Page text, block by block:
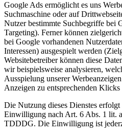
Google Ads ermöglicht es uns
Suchmaschine oder auf
Nutzer bestimmte Suchbegriffe bei
Targeting). Ferner können
bei Google vorhandenen
Interessen) ausgespielt werden
Websitebetreiber können diese
wir beispielsweise analysieren,
Ausspielung unserer
Anzeigen zu entsprechenden Klicks
Die Nutzung dieses Dienstes
Einwilligung nach Art. 6 Abs. 1 lit.
TDDDG. Die Einwilligung ist